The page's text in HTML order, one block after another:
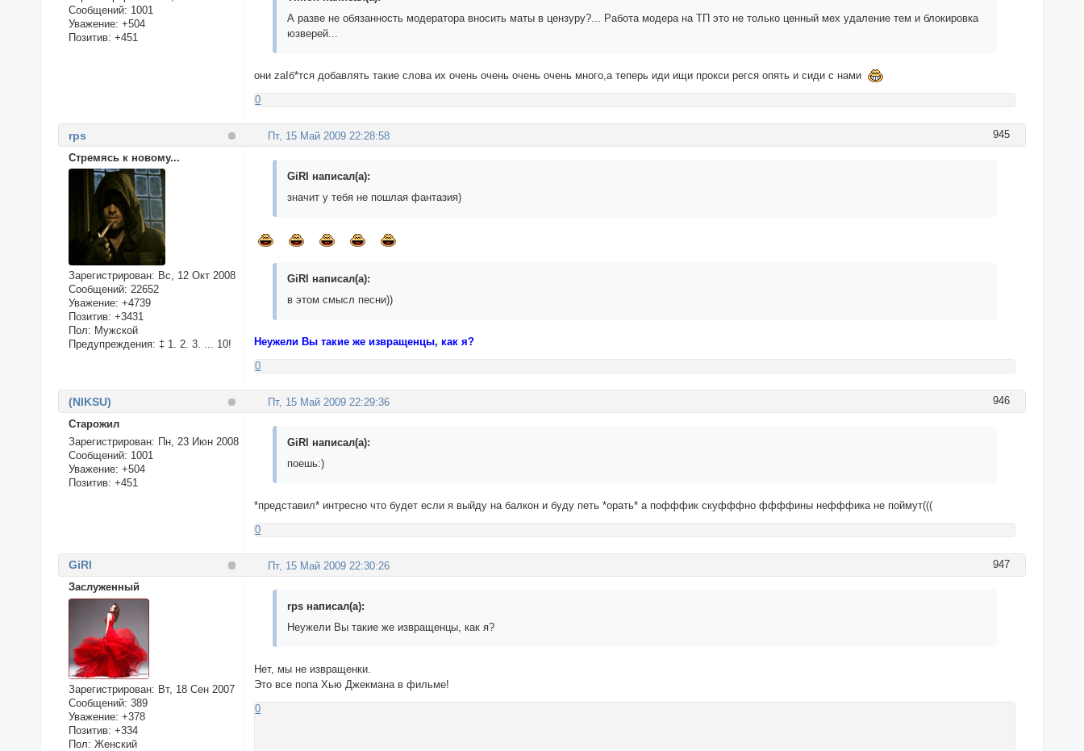
Сообщений: 1001
Уважение: +504
Позитив: +451
А разве не обязанность модератора вносить маты в цензуру?... Работа модера на ТП это не только ценный мех удаление тем и блокировка
юзверей...
они zaIб*тся добавлять такие слова их очень очень очень очень много,а теперь иди ищи прокси регся опять и сиди с нами
0
945
Пт, 15 Май 2009 22:28:58
rps
Стремясь к новому...
Зарегистрирован: Вс, 12 Окт 2008
Сообщений: 22652
Уважение: +4739
Позитив: +3431
Пол: Мужской
Предупреждения: ‡ 1. 2. 3. ... 10!
GiRl написал(а):
значит у тебя не пошлая фантазия)
GiRl написал(а):
в этом смысл песни))
Неужели Вы такие же извращенцы, как я?
0
946
Пт, 15 Май 2009 22:29:36
(NIKSU)
Cтарожил
Зарегистрирован: Пн, 23 Июн 2008
Сообщений: 1001
Уважение: +504
Позитив: +451
GiRl написал(а):
поешь:)
*представил* интресно что будет если я выйду на балкон и буду петь *орать* а пофффик скуфффно ффффины нефффика не поймут(((
0
947
Пт, 15 Май 2009 22:30:26
GiRl
Заслуженный
Зарегистрирован: Вт, 18 Сен 2007
Сообщений: 389
Уважение: +378
Позитив: +334
Пол: Женский
rps написал(а):
Неужели Вы такие же извращенцы, как я?
Нет, мы не извращенки.
Это все попа Хью Джекмана в фильме!
0